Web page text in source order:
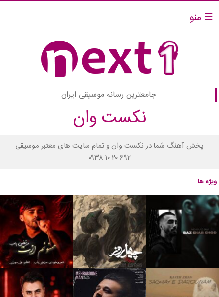
☰ منو
جامعترین رسانه موسیقی ایران
نکست وان
پخش آهنگ شما در نکست وان و تمام سایت های معتبر موسیقی
۰۹۳۸ ۱۰ ۲۰ ۶۹۲
ویژه ها